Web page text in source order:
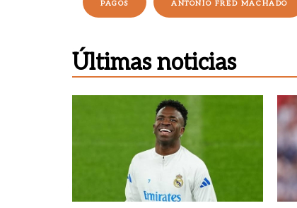
PAGOS ANTONIO FRED MACHADO
Últimas noticias